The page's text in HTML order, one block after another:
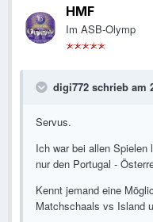
HMF
Im ASB-Olymp
digi772 schrieb am
Servus.
Ich war bei allen
nur den Portugal -
Kennt jemand eine
Matchschaals vs Island